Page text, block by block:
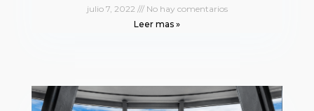
julio 7, 2022
No hay comentarios
Leer mas »